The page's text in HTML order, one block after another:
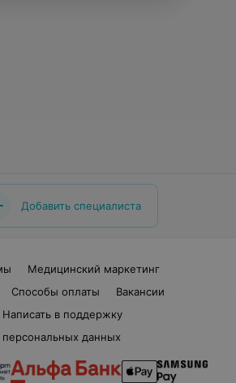
Добавить специалиста
Медицинский маркетинг
Способы оплаты
Вакансии
Написать в поддержку
данных